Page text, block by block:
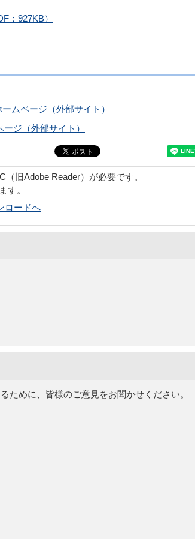
：927KB）
ムページ（外部サイト）
ジ（外部サイト）
旧Adobe Reader）が必要です。
す。
ロードへ
ために、皆様のご意見をお聞かせください。